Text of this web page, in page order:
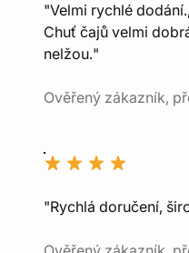
"Velmi rychlé
Chuť čajů velmi
nelžou."
Ověřený zákazník,
"Rychlá doručení,